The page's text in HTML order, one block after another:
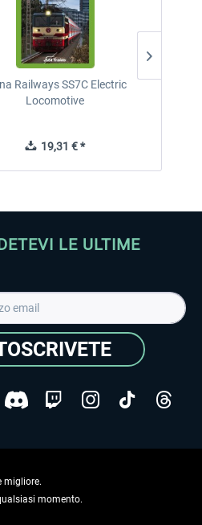
Railways SS7C Electric
Locomotive
19,31 € *
LE ULTIME
GmbH. Tutti i diritti riservati.
migliore.
momento.